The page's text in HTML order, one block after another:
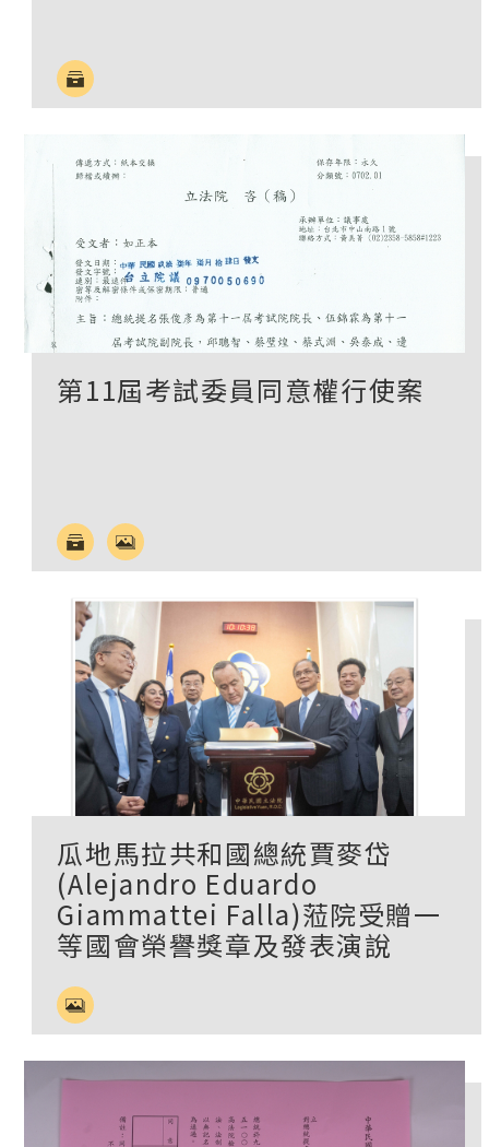
第11屆考試委員同意權行使案
瓜地馬拉共和國總統賈麥岱
(Alejandro Eduardo
Giammattei Falla)蒞院受贈一
等國會榮譽獎章及發表演說